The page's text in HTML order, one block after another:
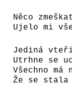
Něco
Ujelo mi
Jediná
Utrhne se
Všechno má
Že se stala